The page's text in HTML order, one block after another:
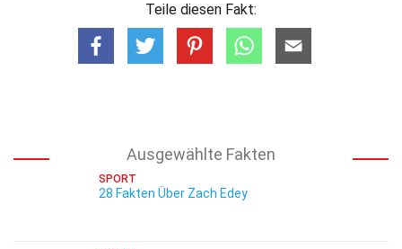
Teile diesen Fakt:
Ausgewählte Fakten
SPORT
28 Fakten Über Zach Edey